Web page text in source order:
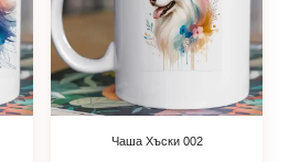
Чаша Хъски 002